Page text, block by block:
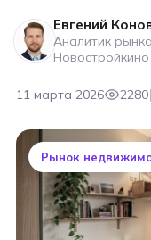
Евгений
Аналитик
Новостройкино
11 марта 2026 2280
Рынок